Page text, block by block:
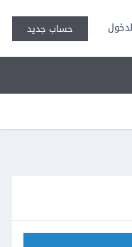
حساب جديد